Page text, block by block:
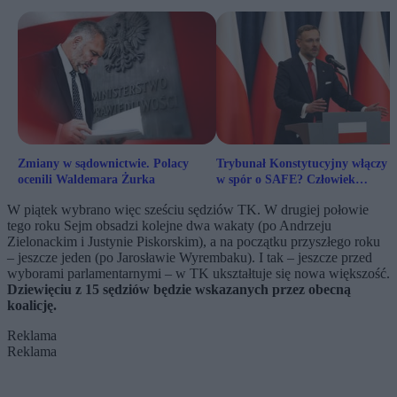
Zmiany w sądownictwie. Polacy
ocenili Waldemara Żurka
Trybunał Konstytucyjny włączy
w spór o SAFE? Człowiek
W piątek wybrano więc sześciu sędziów TK. W drugiej połowie
tego roku Sejm obsadzi kolejne dwa wakaty (po Andrzeju
Zielonackim i Justynie Piskorskim), a na początku przyszłego roku
– jeszcze jeden (po Jarosławie Wyrembaku). I tak – jeszcze przed
wyborami parlamentarnymi – w TK ukształtuje się nowa większość.
Dziewięciu z 15 sędziów będzie wskazanych przez obecną
koalicję.
Reklama
Reklama